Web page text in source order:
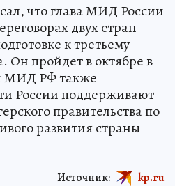
что глава МИД России
двух стран
к третьему
пройдет в октябре в
МИД РФ также
России поддерживают
правительства по
развития страны
Источник: kp.ru